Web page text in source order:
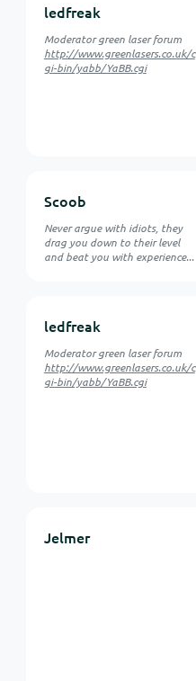
ledfreak
Moderator green laser forum
http://www.greenlasers.co.uk/c
gi-bin/yabb/YaBB.cgi
Scoob
Never argue with idiots, they
drag you down to their level
and beat you with experience...
ledfreak
Moderator green laser forum
http://www.greenlasers.co.uk/c
gi-bin/yabb/YaBB.cgi
Jelmer